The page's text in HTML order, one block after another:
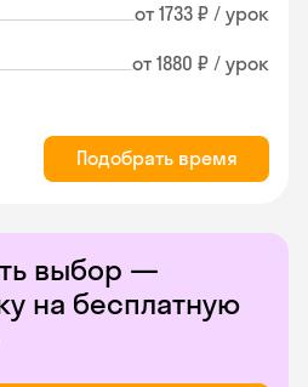
от 1733 ₽ / урок
от 1880 ₽ / урок
Подобрать время
выбор —
на бесплатную